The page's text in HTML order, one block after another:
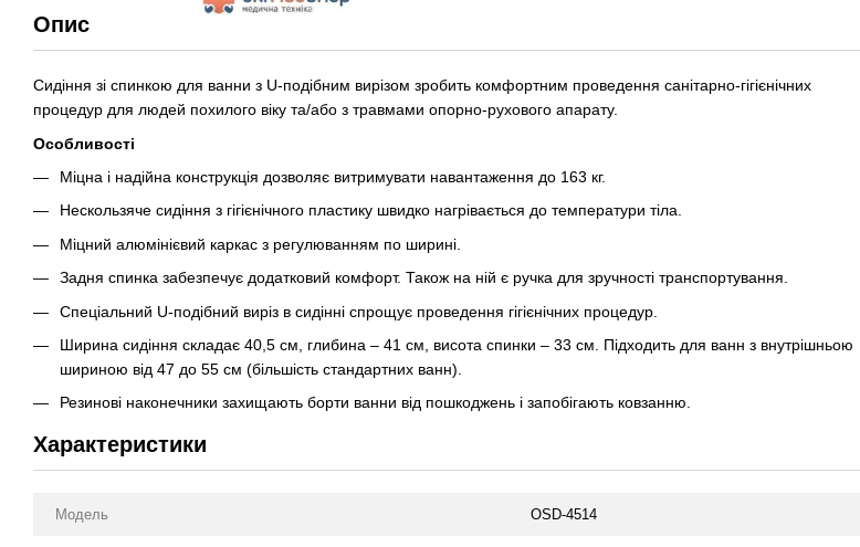
Опис
Сидіння зі спинкою для ванни з U-подібним вирізом зробить комфортним проведення санітарно-гігієнічних
процедур для людей похилого віку та/або з травмами опорно-рухового апарату.
Особливості
Міцна і надійна конструкція дозволяє витримувати навантаження до 163 кг.
Нескользяче сидіння з гігієнічного пластику швидко нагрівається до температури тіла.
Міцний алюмінієвий каркас з регулюванням по ширині.
Задня спинка забезпечує додатковий комфорт. Також на ній є ручка для зручності транспортування.
Спеціальний U-подібний виріз в сидінні спрощує проведення гігієнічних процедур.
Ширина сидіння складає 40,5 см, глибина – 41 см, висота спинки – 33 см. Підходить для ванн з внутрішньою
шириною від 47 до 55 см (більшість стандартних ванн).
Резинові наконечники захищають борти ванни від пошкоджень і запобігають ковзанню.
Характеристики
Модель OSD-4514